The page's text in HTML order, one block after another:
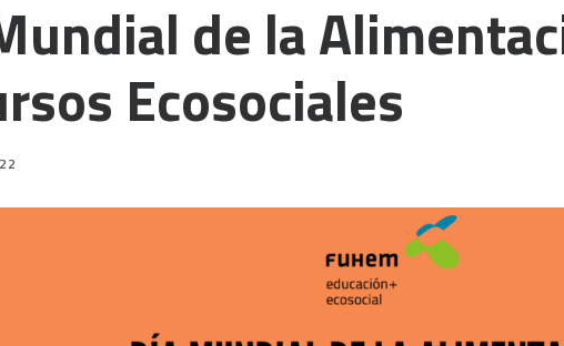
de la
Ecosociales